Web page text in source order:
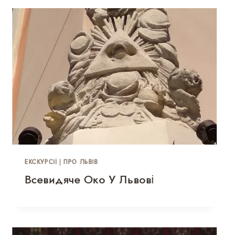
ЕКСКУРСІЇ|ПРО ЛЬВІВ
Всевидяче Око У Львові